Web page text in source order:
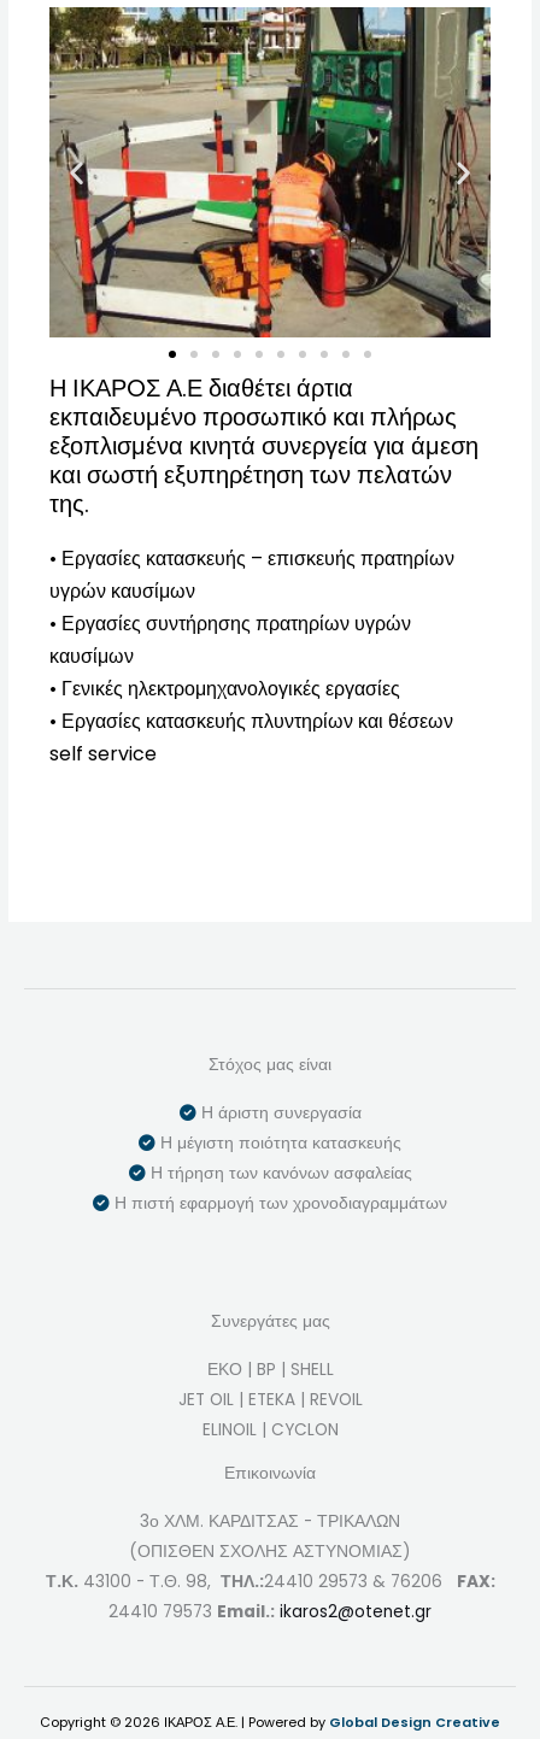
Η ΙΚΑΡOΣ Α.Ε διαθέτει άρτια
εκπαιδευμένο προσωπικό και πλήρως
εξοπλισμένα κινητά συνεργεία για άμεση
και σωστή εξυπηρέτηση των πελατών
της.
• Εργασίες κατασκευής – επισκευής πρατηρίων
υγρών καυσίμων
• Εργασίες συντήρησης πρατηρίων υγρών
καυσίμων
• Γενικές ηλεκτρομηχανολογικές εργασίες
• Εργασίες κατασκευής πλυντηρίων και θέσεων
self service
Στόχος μας είναι
Η άριστη συνεργασία
Η μέγιστη ποιότητα κατασκευής
Η τήρηση των κανόνων ασφαλείας
Η πιστή εφαρμογή των χρονοδιαγραμμάτων
Συνεργάτες μας
ΕΚΟ | BP | SHELL
JET OIL | ETEKA | REVOIL
ELINOIL | CYCLON
Επικοινωνία
3ο ΧΛΜ. ΚΑΡΔΙΤΣΑΣ - ΤΡΙΚΑΛΩΝ
(ΟΠΙΣΘΕΝ ΣΧΟΛΗΣ ΑΣΤΥΝΟΜΙΑΣ)
Τ.Κ.43100 - Τ.Θ. 98, ΤΗΛ.:24410 29573 & 76206
FAX:
24410 79573 Email.: ikaros2@otenet.gr
Copyright © 2026 ΙΚΑΡΟΣ Α.Ε. | Powered by Global Design Creative